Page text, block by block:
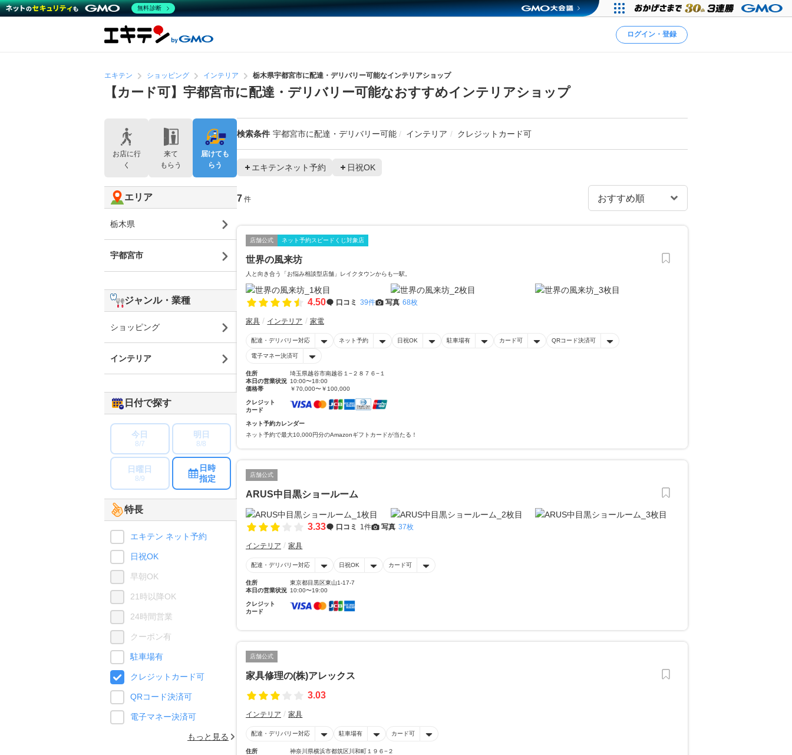
ログイン・登録
エキテン ショッピング インテリア 栃木県宇都宮市に配達・デリバリー可能なインテリアショップ
【カード可】宇都宮市に配達・デリバリー可能なおすすめインテリアショップ
検索条件 宇都宮市に配達・デリバリー可能 インテリア クレジットカード可
エキテンネット予約 日祝OK
7 件
店舗公式 ネット予約スピードくじ対象店
世界の風来坊
人と向き合う「お悩み相談型店舗」レイクタウンからも一駅。
4.50 口コミ 39件 写真 68枚
家具 インテリア 家電
配達・デリバリー対応 ネット予約 日祝OK 駐車場有 カード可 QRコード決済可
電子マネー決済可
住所
埼玉県越谷市南越谷１−２８７６−１
本日の営業状況 10:00〜18:00
価格帯
￥70,000〜￥100,000
クレジット
カード
ネット予約カレンダー
ネット予約で最大10,000円分のAmazonギフトカードが当たる！
店舗公式
ARUS中目黒ショールーム
3.33 口コミ 1件 写真 37枚
インテリア 家具
配達・デリバリー対応 日祝OK カード可
住所
東京都目黒区東山1-17-7
本日の営業状況 10:00〜19:00
クレジット
カード
店舗公式
家具修理の(株)アレックス
3.03
インテリア 家具
配達・デリバリー対応 駐車場有 カード可
住所
神奈川県横浜市都筑区川和町１９６−２
お店に行
く
来て
もらう
届けても
らう
エリア
栃木県
宇都宮市
ジャンル・業種
ショッピング
インテリア
日付で探す
今日
8/7
明日
8/8
日曜日
8/9
日時
指定
特長
エキテン ネット予約
日祝OK
早朝OK
21時以降OK
24時間営業
クーポン有
駐車場有
クレジットカード可
QRコード決済可
電子マネー決済可
もっと見る
無料診断